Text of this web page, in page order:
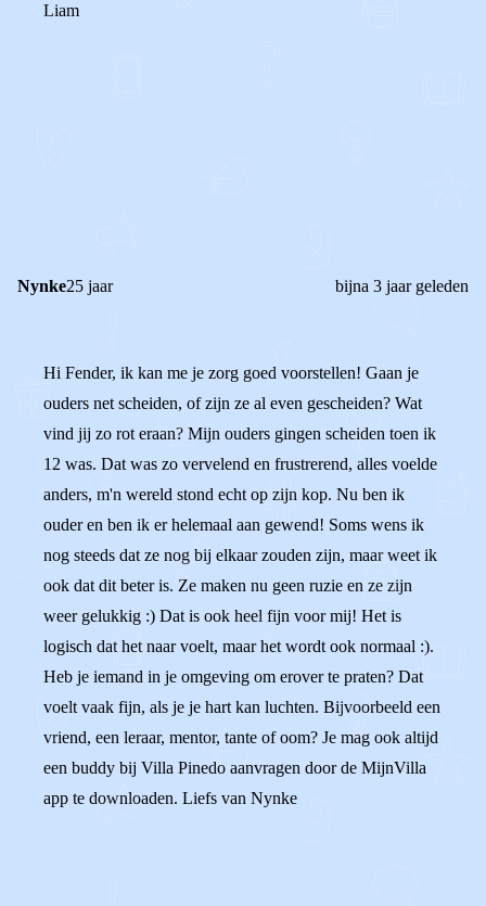
Liam
Nynke25 jaar bijna 3 jaar geleden
Hi Fender, ik kan me je zorg goed voorstellen! Gaan je
ouders net scheiden, of zijn ze al even gescheiden? Wat
vind jij zo rot eraan? Mijn ouders gingen scheiden toen ik
12 was. Dat was zo vervelend en frustrerend, alles voelde
anders, m'n wereld stond echt op zijn kop. Nu ben ik
ouder en ben ik er helemaal aan gewend! Soms wens ik
nog steeds dat ze nog bij elkaar zouden zijn, maar weet ik
ook dat dit beter is. Ze maken nu geen ruzie en ze zijn
weer gelukkig :) Dat is ook heel fijn voor mij! Het is
logisch dat het naar voelt, maar het wordt ook normaal :).
Heb je iemand in je omgeving om erover te praten? Dat
voelt vaak fijn, als je je hart kan luchten. Bijvoorbeeld een
vriend, een leraar, mentor, tante of oom? Je mag ook altijd
een buddy bij Villa Pinedo aanvragen door de MijnVilla
app te downloaden. Liefs van Nynke